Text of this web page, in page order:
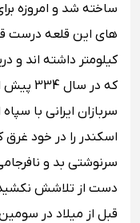
ساخته شد و امروزه
کیلومتر داشته اند و
که در
سربازان ایرانی با
اسکندر را در خود غرق
سرنوشتی بد و
قبل از میلاد در